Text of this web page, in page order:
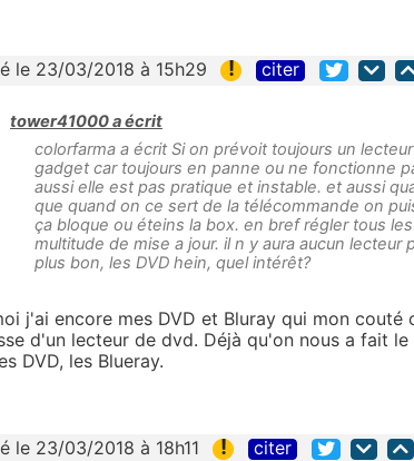
le 23/03/2018 à 15h29 ! citer
tower41000 a écrit
colorfarma a écrit Si on prévoit toujours un
gadget car toujours en panne ou ne fonctionne
aussi elle est pas pratique et instable. et aussi
que quand on ce sert de la télécommande on
ça bloque ou éteins la box. en bref régler tous
multitude de mise a jour. il n y aura aucun
plus bon, les DVD hein, quel intérêt?
j'ai encore mes DVD et Bluray qui mon
d'un lecteur de dvd. Déjà qu'on nous a fait
DVD, les Blueray.
le 23/03/2018 à 18h11 ! citer